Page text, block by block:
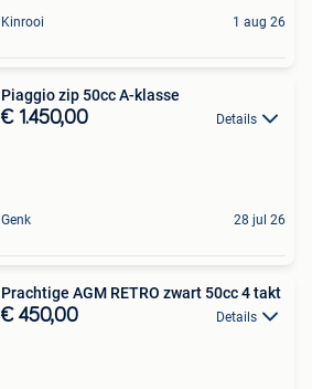
Kinrooi 1 aug 26
Piaggio zip 50cc A-klasse
€ 1.450,00 Details
Genk 28 jul 26
Prachtige AGM RETRO zwart 50cc 4 takt
€ 450,00 Details